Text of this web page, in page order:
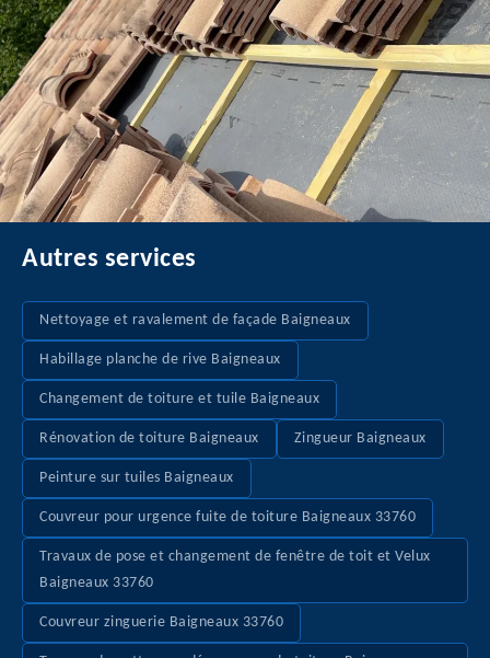
Autres services
Nettoyage et ravalement de façade Baigneaux
Habillage planche de rive Baigneaux
Changement de toiture et tuile Baigneaux
Rénovation de toiture Baigneaux Zingueur Baigneaux
Peinture sur tuiles Baigneaux
Couvreur pour urgence fuite de toiture Baigneaux 33760
Travaux de pose et changement de fenêtre de toit et Velux
Baigneaux 33760
Couvreur zinguerie Baigneaux 33760